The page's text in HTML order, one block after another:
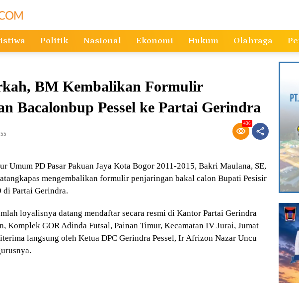
Politik Nasional Ekonomi Hukum Olahraga
BM Kembalikan Formulir
Bacalonbup Pessel ke Partai Gerindra
436
Umum PD Pasar Pakuan Jaya Kota Bogor 2011-2015, Bakri Maulana, SE,
mengembalikan formulir penjaringan bakal calon Bupati Pesisir
di Partai Gerindra.
loyalisnya datang mendaftar secara resmi di Kantor Partai Gerindra
Komplek GOR Adinda Futsal, Painan Timur, Kecamatan IV Jurai, Jumat
langsung oleh Ketua DPC Gerindra Pessel, Ir Afrizon Nazar Uncu